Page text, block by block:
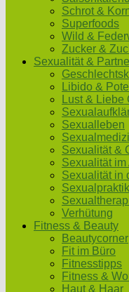
Schrot &
Superfoods
Wild &
Zucker &
Sexualität &
Libido &
Lust & Liebe
Sexualleben
Sexualität &
Sexualität im
Sexualität in
Verhütung
Fitness & Beauty
Beautycorner
Fit im Büro
Fitnesstipps
Fitness &
Haut & Haar